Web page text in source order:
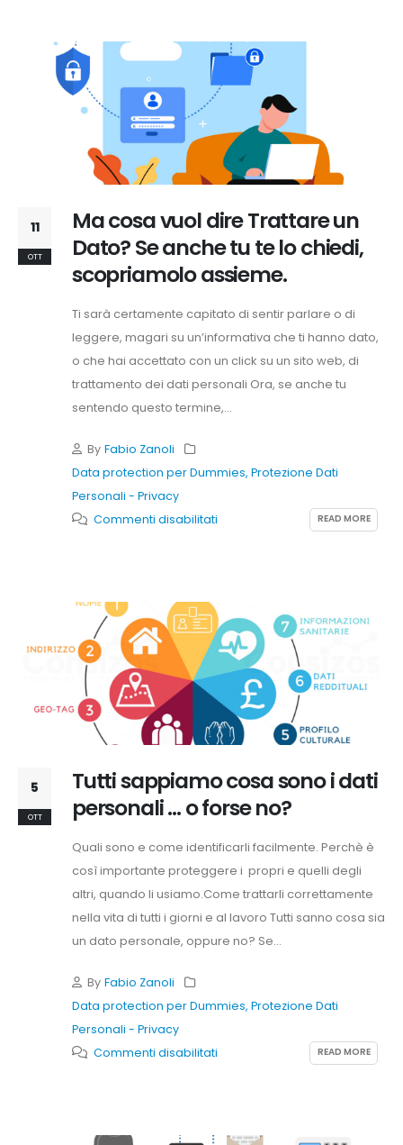
cosa
l’amore,
bello
dura
[capitolo
11
OTT
Ma cosa vuol dire Trattare un
Dato? Se anche tu te lo chiedi,
scopriamolo assieme.
Ti sarà certamente capitato di sentir parlare o di
leggere, magari su un’informativa che ti hanno dato,
o che hai accettato con un click su un sito web, di
trattamento dei dati personali Ora, se anche tu
sentendo questo termine,...
By Fabio Zanoli
Data protection per Dummies, Protezione Dati
Personali - Privacy
Commenti disabilitati
dire
Trattare
un
Dato?
Se
anche
te
scopriamolo
assieme.
READ MORE
5
OTT
Tutti sappiamo cosa sono i dati
personali ... o forse no?
Quali sono e come identificarli facilmente. Perchè è
così importante proteggere i propri e quelli degli
altri, quando li usiamo.Come trattarli correttamente
nella vita di tutti i giorni e al lavoro Tutti sanno cosa sia
un dato personale, oppure no? Se...
By Fabio Zanoli
Data protection per Dummies, Protezione Dati
Personali - Privacy
Commenti disabilitati
READ MORE